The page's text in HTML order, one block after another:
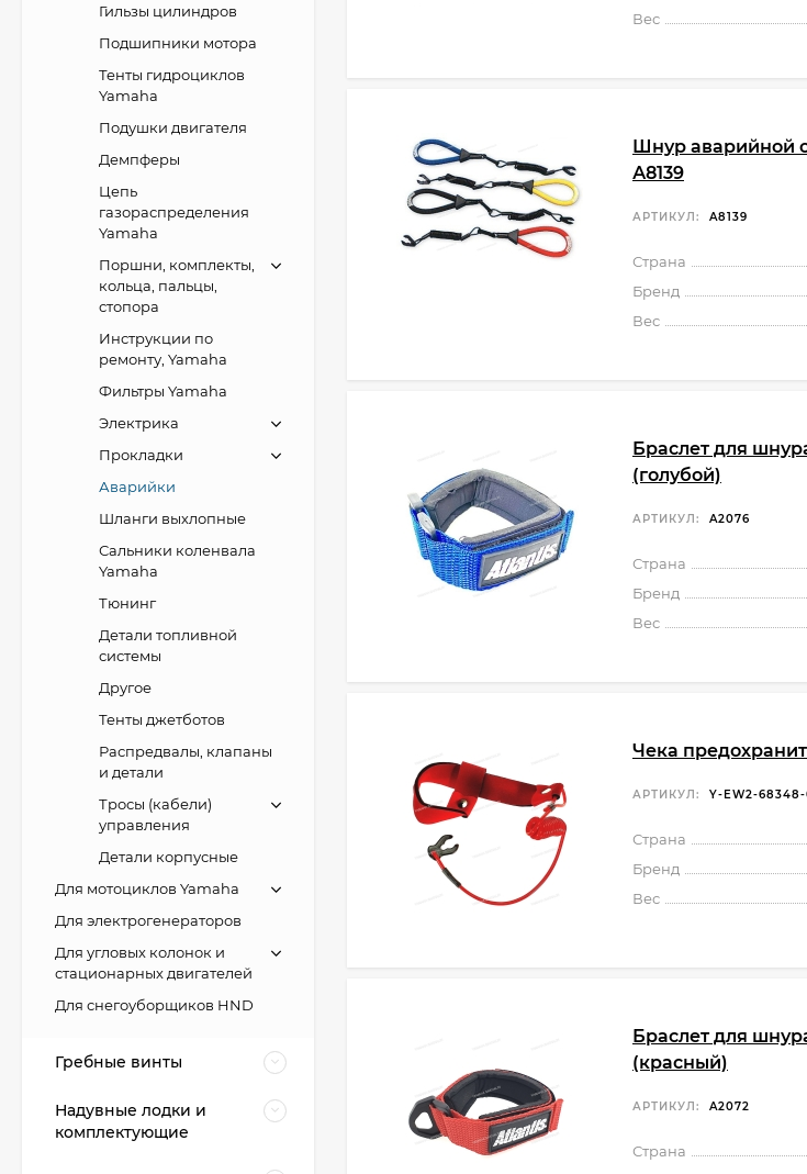
Вес
Шнур аварийной
А8139
АРТИКУЛ: A8139
Страна
Бренд
Вес
Браслет для
(голубой)
АРТИКУЛ: A2076
Страна
Бренд
Вес
Чека
АРТИКУЛ: Y-EW2-
Страна
Бренд
Вес
Браслет для
(красный)
АРТИКУЛ: A2072
Страна
Гильзы цилиндров
Подшипники мотора
Тенты гидроциклов
Yamaha
Подушки двигателя
Демпферы
Цепь
газораспределения
Yamaha
Поршни, комплекты,
кольца, пальцы,
стопора
Инструкции по
ремонту, Yamaha
Фильтры Yamaha
Электрика
Прокладки
Аварийки
Шланги выхлопные
Сальники коленвала
Yamaha
Тюнинг
Детали топливной
системы
Другое
Тенты джетботов
Распредвалы, клапаны
и детали
Тросы (кабели)
управления
Детали корпусные
Для мотоциклов Yamaha
Для электрогенераторов
Для угловых колонок и
стационарных двигателей
Для снегоуборщиков HND
Гребные винты
Надувные лодки и
комплектующие